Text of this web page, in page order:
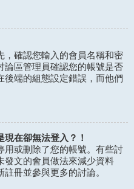
，確認您輸入的會員名稱和密
論區管理員確認您的帳號是否
端的組態設定錯誤，而他們
在卻無法登入？！
用或刪除了您的帳號。有些討
發文的會員做法來減少資料
冊並參與更多的討論。